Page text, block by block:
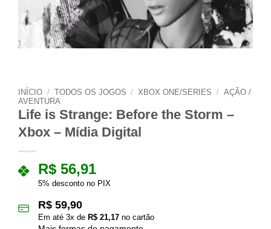
INÍCIO / TODOS OS JOGOS / XBOX ONE/SERIES / AÇÃO /
AVENTURA
Life is Strange: Before the Storm –
Xbox – Mídia Digital
R$ 56,91
5% desconto no PIX
R$ 59,90
Em até 3x de R$ 21,17 no cartão